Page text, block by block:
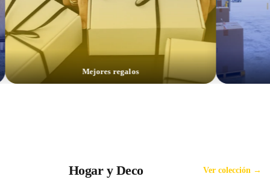
Mejores regalos
Hogar y Deco Ver colección →